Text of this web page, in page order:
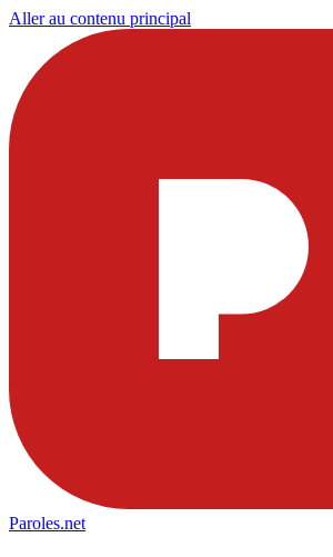
Aller au contenu principal
Paroles.net